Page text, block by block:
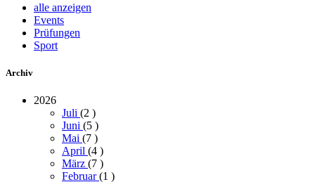
alle anzeigen
Events
Prüfungen
Sport
Archiv
2026
Juli (2 )
Juni (5 )
Mai (7 )
April (4 )
März (7 )
Februar(1 )